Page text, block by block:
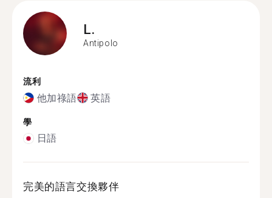
L.
Antipolo
流利
他加祿語 英語
學
日語
完美的語言交換夥伴